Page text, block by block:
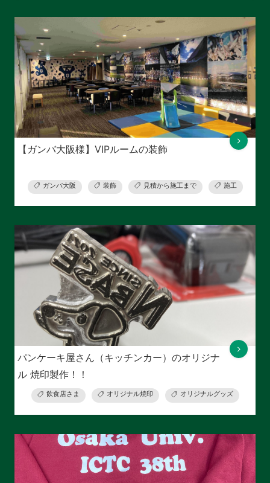
【ガンバ大阪様】VIPルームの装飾
ガンバ大阪 装飾 見積から施工まで 施工
パンケーキ屋さん（キッチンカー）のオリジナ
ル 焼印製作！！
飲食店さま オリジナル焼印 オリジナルグッズ